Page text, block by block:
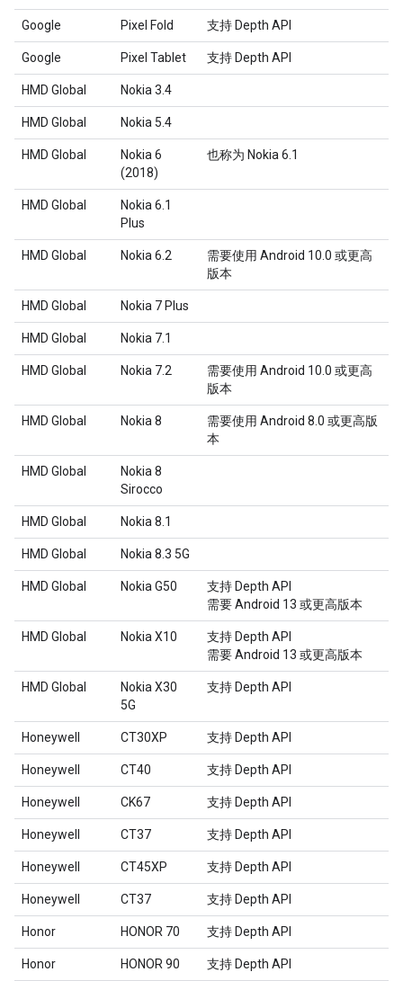
Google Pixel Fold 支持 Depth API
Google Pixel Tablet 支持 Depth API
HMD Global Nokia 3.4
HMD Global Nokia 5.4
HMD Global
Nokia 6
(2018)
也称为 Nokia 6.1
HMD Global
Nokia 6.1
Plus
HMD Global Nokia 6.2
需要使用 Android 10.0 或更高
版本
HMD Global Nokia 7 Plus
HMD Global Nokia 7.1
HMD Global Nokia 7.2
需要使用 Android 10.0 或更高
版本
HMD Global Nokia 8
需要使用 Android 8.0 或更高版
本
HMD Global
Nokia 8
Sirocco
HMD Global Nokia 8.1
HMD Global Nokia 8.3 5G
HMD Global Nokia G50
支持 Depth API
需要 Android 13 或更高版本
HMD Global Nokia X10
支持 Depth API
需要 Android 13 或更高版本
HMD Global
Nokia X30
5G
支持 Depth API
Honeywell CT30XP 支持 Depth API
Honeywell CT40 支持 Depth API
Honeywell CK67 支持 Depth API
Honeywell CT37 支持 Depth API
Honeywell CT45XP 支持 Depth API
Honeywell CT37 支持 Depth API
Honor HONOR 70 支持 Depth API
Honor HONOR 90 支持 Depth API